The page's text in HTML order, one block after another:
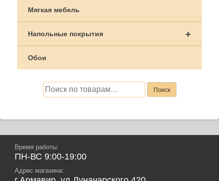
Мягкая мебель
+
Напольные покрытия
Обои
Искать: Поиск
Время работы:
ПН-ВС 9:00-19:00
Адрес магазина: